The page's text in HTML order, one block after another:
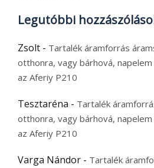
Legutóbbi
Zsolt - Tartalék áramforrás
otthonra, vagy bárhová,
az Aferiy P210
Tesztaréna - Tartalék
otthonra, vagy bárhová,
az Aferiy P210
Varga Nándor - Tartalék